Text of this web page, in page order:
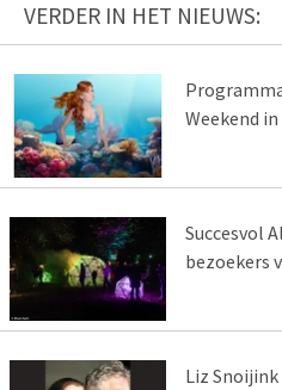
VERDER IN HET NIEUWS:
Weekend
Succesvol
bezoekers
Liz